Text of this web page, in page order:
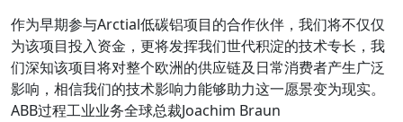
作为早期参与Arctial低碳铝项目的合作伙伴，我们将不仅仅
为该项目投入资金，更将发挥我们世代积淀的技术专长，我
们深知该项目将对整个欧洲的供应链及日常消费者产生广泛
影响，相信我们的技术影响力能够助力这一愿景变为现实。
ABB过程工业业务全球总裁Joachim Braun